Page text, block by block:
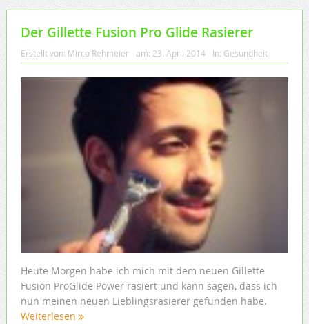
Der Gillette Fusion Pro Glide Rasierer
Erstellt von: Mirco Rehmeier am: 23. April 2014 In: Gesundheit
Heute Morgen habe ich mich mit dem neuen Gillette
Fusion ProGlide Power rasiert und kann sagen, dass ich
nun meinen neuen Lieblingsrasierer gefunden habe.
Weiterlesen